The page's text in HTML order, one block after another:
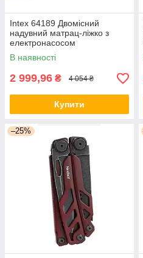
Intex 64189 Двомісний
надувний матрац-ліжко з
електронасосом
В наявності
2 999,96 ₴ 4 054 ₴
Купити
–25%